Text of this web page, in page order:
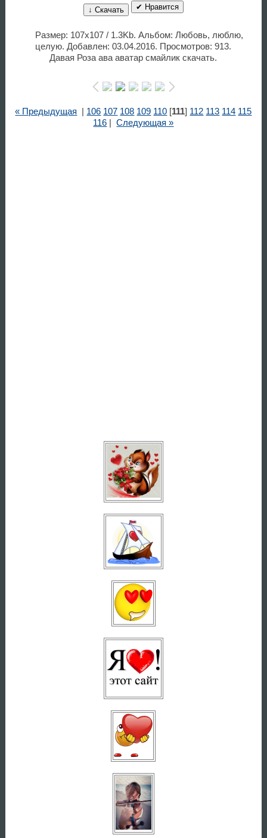
↓ Скачать ✔ Нравится
Размер: 107x107 / 1.3Kb. Альбом: Любовь, люблю,
целую. Добавлен: 03.04.2016. Просмотров: 913.
Давая Роза ава аватар смайлик скачать.
« Предыдущая 106 107 108 109 110 [111] 112 113 114 115
116 |Следующая »